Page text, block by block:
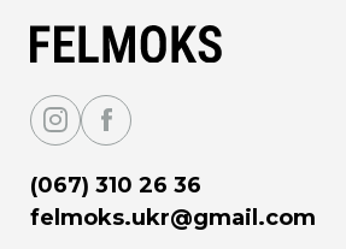
(067) 310 26 36
felmoks.ukr@gmail.com